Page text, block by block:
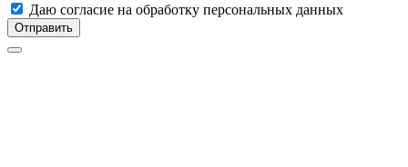
Даю согласие на обработку персональных данных
Отправить